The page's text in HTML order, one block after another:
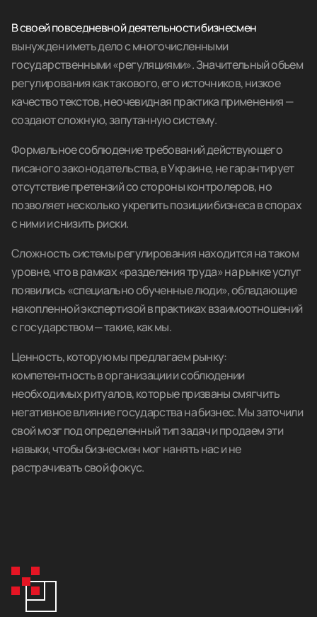
В своей повседневной деятельности бизнесмен
вынужден иметь дело с многочисленными
государственными «регуляциями». Значительный объем
регулирования как такового, его источников, низкое
качество текстов, неочевидная практика применения —
создают сложную, запутанную систему.
Формальное соблюдение требований действующего
писаного законодательства, в Украине, не гарантирует
отсутствие претензий со стороны контролеров, но
позволяет несколько укрепить позиции бизнеса в спорах
с ними и снизить риски.
Сложность системы регулирования находится на таком
уровне, что в рамках «разделения труда» на рынке услуг
появились «специально обученные люди», обладающие
накопленной экспертизой в практиках взаимоотношений
с государством — такие, как мы.
Ценность, которую мы предлагаем рынку:
компетентность в организации и соблюдении
необходимых ритуалов, которые призваны смягчить
негативное влияние государства на бизнес. Мы заточили
свой мозг под определенный тип задач и продаем эти
навыки, чтобы бизнесмен мог нанять нас и не
растрачивать свой фокус.